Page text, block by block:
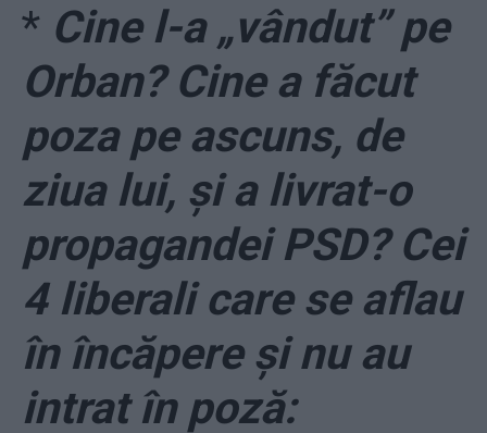
* Cine l-a „vândut” pe
Orban? Cine a făcut
poza pe ascuns, de
ziua lui, și a livrat-o
propagandei PSD? Cei
4 liberali care se aflau
în încăpere și nu au
intrat în poză: